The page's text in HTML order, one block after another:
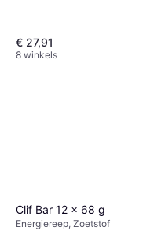
€ 27,91
8 winkels
Clif Bar 12 x 68 g
Energiereep, Zoetstof